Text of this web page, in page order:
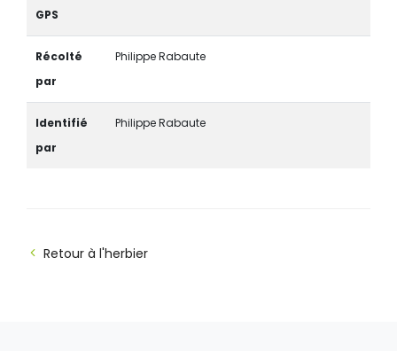
GPS
Récolté
par
Philippe Rabaute
Identifié
par
Philippe Rabaute
Retour à l'herbier